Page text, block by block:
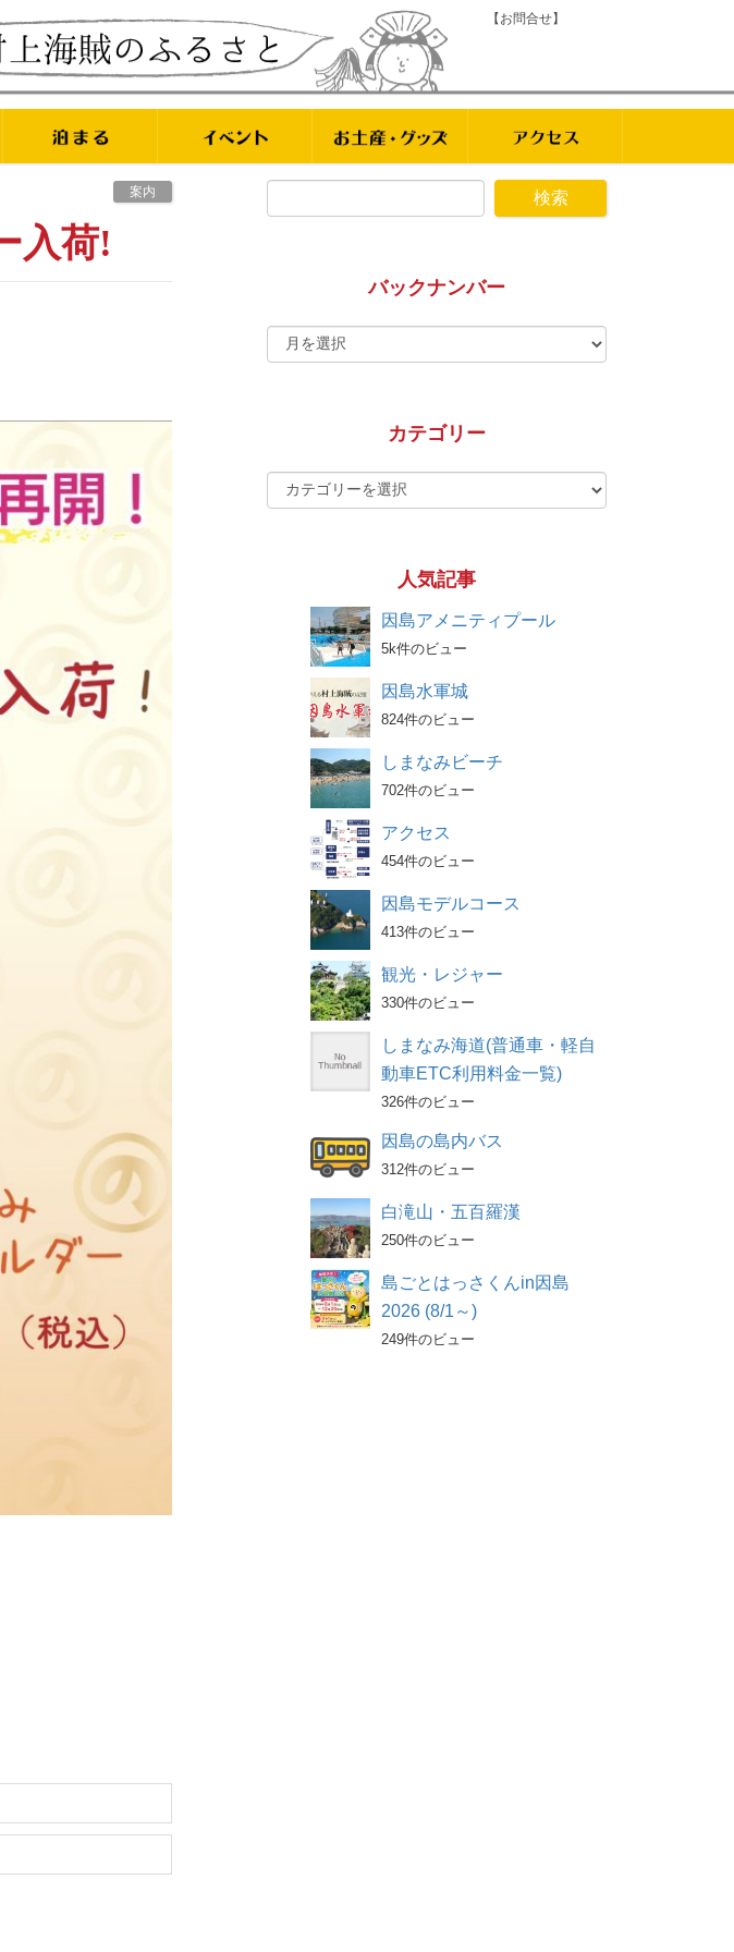
【お問合せ】
案内
入荷!
バックナンバー
カテゴリー
人気記事
因島アメニティプール
5k件のビュー
因島水軍城
824件のビュー
しまなみビーチ
702件のビュー
アクセス
454件のビュー
因島モデルコース
413件のビュー
観光・レジャー
330件のビュー
しまなみ海道(普通車・軽自
動車ETC利用料金一覧)
326件のビュー
因島の島内バス
312件のビュー
白滝山・五百羅漢
250件のビュー
島ごとはっさくんin因島
2026 (8/1～)
249件のビュー